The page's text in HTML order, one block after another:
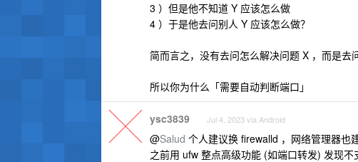
3 ）但是他不知道 Y 应该怎么做
4 ）于是他去问别人 Y 应该怎么做？
简而言之，没有去问怎么解决问题 X ，而是去
所以你为什么「需要自动判断端口」
ysc3839 Jul 4, 2023 via Android
@Salud 个人建议换 firewalld ，网络管理器也
之前用 ufw 整点高级功能 (如端口转发) 发现